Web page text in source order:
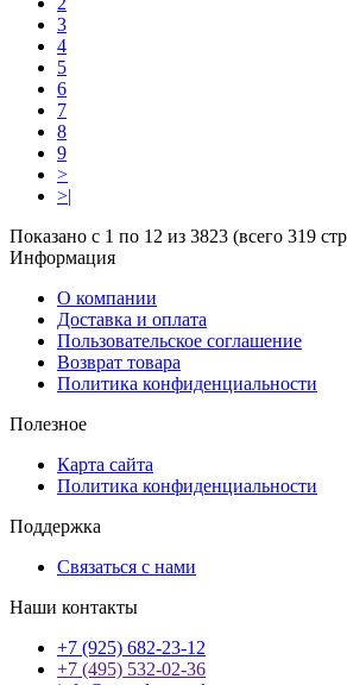
3
4
5
6
7
8
9
>
>|
Показано с 1 по 12 из 3823 (всего 319
Информация
О компании
Доставка и оплата
Пользовательское соглашение
Возврат товара
Политика конфиденциальности
Полезное
Карта сайта
Политика конфиденциальности
Поддержка
Связаться с нами
Наши контакты
+7 (925) 682-23-12
+7 (495) 532-02-36